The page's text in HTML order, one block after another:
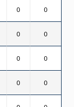
0 0
0 0
0 0
0 0